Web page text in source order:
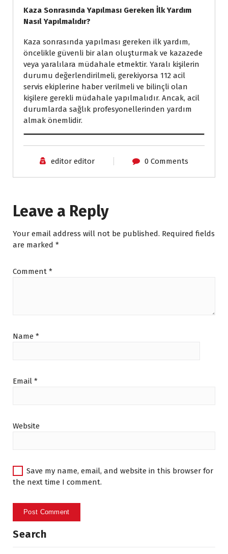
Kaza Sonrasında Yapılması Gereken İlk Yardım
Nasıl Yapılmalıdır?
Kaza sonrasında yapılması gereken ilk yardım,
öncelikle güvenli bir alan oluşturmak ve kazazede
veya yaralılara müdahale etmektir. Yaralı kişilerin
durumu değerlendirilmeli, gerekiyorsa 112 acil
servis ekiplerine haber verilmeli ve bilinçli olan
kişilere gerekli müdahale yapılmalıdır. Ancak, acil
durumlarda sağlık profesyonellerinden yardım
almak önemlidir.
editor editor 0 Comments
Leave a Reply
Your email address will not be published. Required fields
are marked *
Comment *
Name *
Email *
Website
Save my name, email, and website in this browser for
the next time I comment.
Search